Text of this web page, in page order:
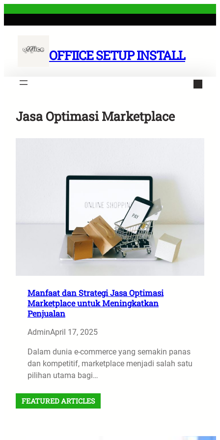
OFFIICE SETUP INSTALL
Jasa Optimasi Marketplace
Manfaat dan Strategi Jasa Optimasi
Marketplace untuk Meningkatkan
Penjualan
AdminApril 17, 2025
Dalam dunia e-commerce yang semakin panas
dan kompetitif, marketplace menjadi salah satu
pilihan utama bagi…
FEATURED ARTICLES